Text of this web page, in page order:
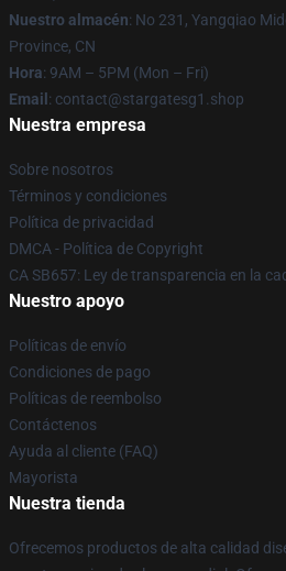
Nuestro almacén: No 231, Yangqiao
Province, CN
Hora: 9AM – 5PM (Mon – Fri)
Email : contact@stargatesg1.shop
Nuestra empresa
Sobre nosotros
Términos y condiciones
Política de privacidad
DMCA - Política de Copyright
CA SB657: Ley de transparencia en la
Nuestro apoyo
Políticas de envío
Condiciones de pago
Políticas de reembolso
Contáctenos
Ayuda al cliente (FAQ)
Mayorista
Nuestra tienda
Ofrecemos productos de alta calidad